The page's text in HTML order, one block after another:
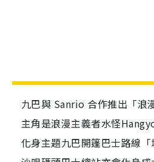
九巴與 Sanrio 合作推出「浪
主角是浪漫主義者水怪
化身主題九巴開篷巴士路線